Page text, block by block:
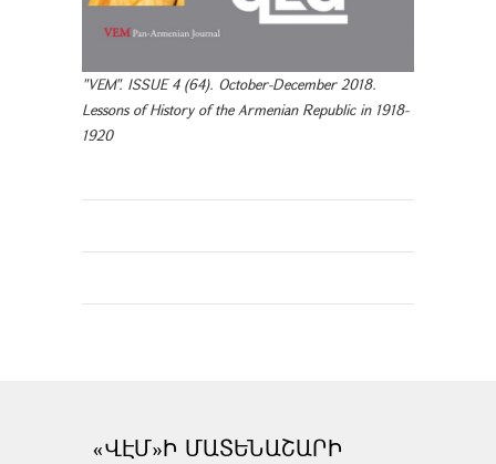
"VEM". ISSUE 4 (64). October-December 2018.
Lessons of History of the Armenian Republic in 1918-
1920
«ՎԷՄ»Ի ՄԱՏԵՆԱՇԱՐԻ